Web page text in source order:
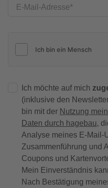
E-Mail-Adresse
Ich möchte auf mich
(inklusive den
bin mit der Nutzung
Daten durch hagebau,
Analyse meines E-Mail-
Zusammenführung und
Coupons und
Mein Einverständnis
Nach Bestätigung